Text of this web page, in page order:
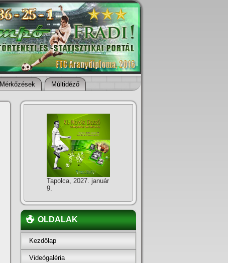
Mérkőzések Múltidéző
Tapolca, 2027. január
9.
OLDALAK
Kezdőlap
Videógaléria